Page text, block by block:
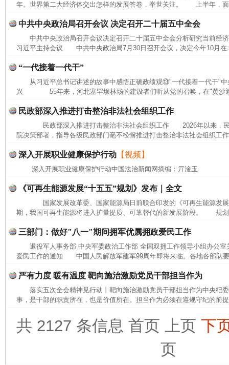
年。世界第二大经济体交出怎样的发展答卷，举世关注。 上半年，
中共中央政治局召开会议 决定召开二十届五中全会
中共中央政治局召开会议决定召开二十届五中全会分析研究当前经
习近平主持会议 中共中央政治局7月30日召开会议，决定今年10月在
“一代接着一代干”
从习近平总书记讲述的故事中感悟正确政绩观⑬"一代接着一代干"
兴 55年来，河北塞罕坝林场的建设者们听从党的召唤，在"黄沙遮
民政部深入推进打击整治非法社会组织工作
民政部深入推进打击整治非法社会组织工作 2026年以来，民
院决策部署，指导各级民政部门毫不松懈推进打击整治非法社会组织工
深入开展职业健康保护行动 【视频】
深入开展职业健康保护行动中国法治新闻网摘编：亓淦玉
《可再生能源发展“十五五”规划》发布｜全文
国家发展改革委、国家能源局日前联合印发的《可再生能源发
期，我国可再生能源将进入扩量提质、可靠替代的新发展阶段。 规
三部门：做好"八一"期间拥军优属拥政爱民工作
退役军人事务部 中央军委政治工作部 全国双拥工作领导小组办公
爱民工作的通知 中国人民解放军建军99周年即将来临。各地各部队
严有力度 暖有温度 靶向施治激励党员干部担当作为
落实五次全会精神见行动丨靶向施治激励党员干部担当作为中央
事，是干部的职责所在，也是价值所在。担当作为必须在遵规守纪的前
共 2127 条信息 首页 上页 下
页